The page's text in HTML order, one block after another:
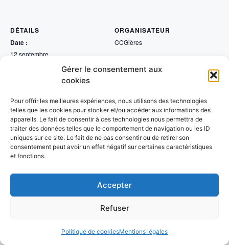
Gérer le consentement aux
cookies
Pour offrir les meilleures expériences, nous utilisons des technologies
telles que les cookies pour stocker et/ou accéder aux informations des
appareils. Le fait de consentir à ces technologies nous permettra de
traiter des données telles que le comportement de navigation ou les ID
uniques sur ce site. Le fait de ne pas consentir ou de retirer son
consentement peut avoir un effet négatif sur certaines caractéristiques
et fonctions.
Accepter
Refuser
Politique de cookiesMentions légales
DÉTAILS
Date :
12 septembre
Catégorie d’Évènement:
Gières
ORGANISATEUR
CCGières
SPORTS MÉCA AUTO – Championnat
National Trial 4×4
CYCLISME – Championnat
National CLM
• Construit avec